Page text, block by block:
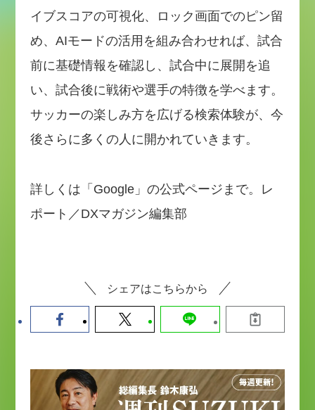
イブスコアの可視化、ロック画面でのピン留
め、AIモードの活用を組み合わせれば、試合
前に基礎情報を確認し、試合中に展開を追
い、試合後に戦術や選手の特徴を学べます。
サッカーの楽しみ方を広げる検索体験が、今
後さらに多くの人に開かれていきます。
詳しくは「Google」の公式ページまで。レ
ポート／DXマガジン編集部
シェアはこちらから